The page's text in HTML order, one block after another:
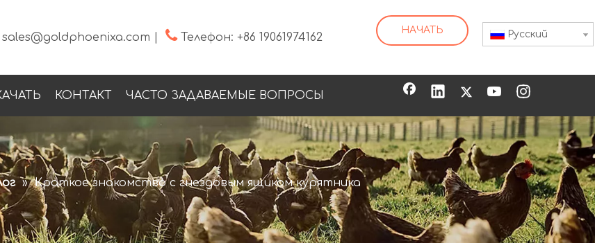
sales@goldphoenixa.com  Телефон: +86 19061974162
НАЧАТЬ Pусский
КОНТАКТ ЧАСТО ЗАДАВАЕМЫЕ ВОПРОСЫ
» Краткое знакомство с гнездовым ящиком курятника
Автоматическая вода для куриной воды для птицы, перепела, утки, маленького питомца Ph-144